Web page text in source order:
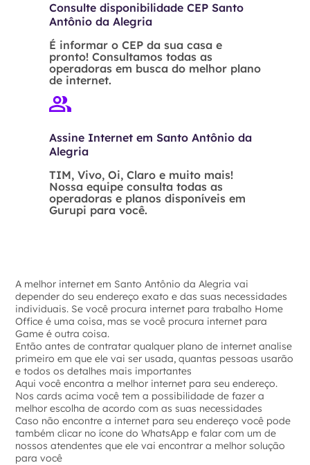
Consulte disponibilidade CEP Santo
Antônio da Alegria
É informar o CEP da sua casa e
pronto! Consultamos todas as
operadoras em busca do melhor plano
de internet.
Assine Internet em Santo Antônio da
Alegria
TIM, Vivo, Oi, Claro e muito mais!
Nossa equipe consulta todas as
operadoras e planos disponíveis em
Gurupi para você.
A melhor internet em Santo Antônio da Alegria vai
depender do seu endereço exato e das suas necessidades
individuais. Se você procura internet para trabalho Home
Office é uma coisa, mas se você procura internet para
Game é outra coisa.
Então antes de contratar qualquer plano de internet analise
primeiro em que ele vai ser usada, quantas pessoas usarão
e todos os detalhes mais importantes
Aqui você encontra a melhor internet para seu endereço.
Nos cards acima você tem a possibilidade de fazer a
melhor escolha de acordo com as suas necessidades
Caso não encontre a internet para seu endereço você pode
também clicar no ícone do WhatsApp e falar com um de
nossos atendentes que ele vai encontrar a melhor solução
para você